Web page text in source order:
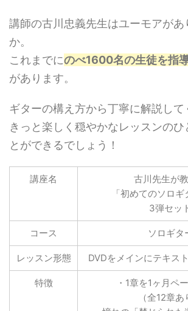
講師の古川忠義先生はユーモアがあ
か。
これまでにのべ1600名の生徒を指
があります。
ギターの構え方から丁寧に解説して
きっと楽しく穏やかなレッスンのひ
とができるでしょう！
講座名
古川先生が
「初めてのソロギ
3弾セッ
コース ソロギタ
レッスン形態 DVDをメインにテキス
特徴
・1章を1ヶ月ペ
（全12章あ